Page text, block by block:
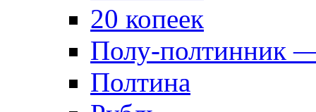
20 копеек
Полу-полтинник
Полтина